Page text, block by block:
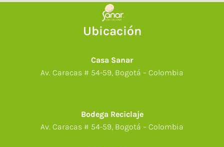
Ubicación
Casa Sanar
Av. Caracas # 54-59, Bogotá – Colombia
Bodega Reciclaje
Av. Caracas # 54-59, Bogotá – Colombia